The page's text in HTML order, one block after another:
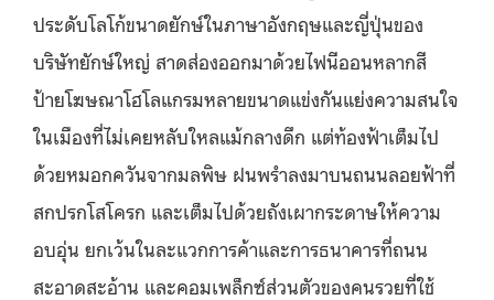
ประดับโลโก้ขนาดยักษ์ในภาษาอังกฤษและญี่ปุ่นของ
บริษัทยักษ์ใหญ่ สาดส่องออกมาด้วยไฟนีออนหลากสี
ป้ายโฆษณาโฮโลแกรมหลายขนาดแข่งกันแย่งความสนใจ
ในเมืองที่ไม่เคยหลับใหลแม้กลางดึก แต่ท้องฟ้าเต็มไป
ด้วยหมอกควันจากมลพิษ ฝนพรำลงมาบนถนนลอยฟ้าที่
สกปรกโสโครก และเต็มไปด้วยถังเผากระดาษให้ความ
อบอุ่น ยกเว้นในละแวกการค้าและการธนาคารที่ถนน
สะอาดสะอ้าน และคอมเพล็กซ์ส่วนตัวของคนรวยที่ใช้